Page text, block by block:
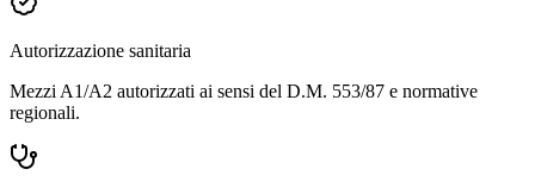
Autorizzazione sanitaria
Mezzi A1/A2 autorizzati ai sensi del D.M. 553/87 e normative
regionali.